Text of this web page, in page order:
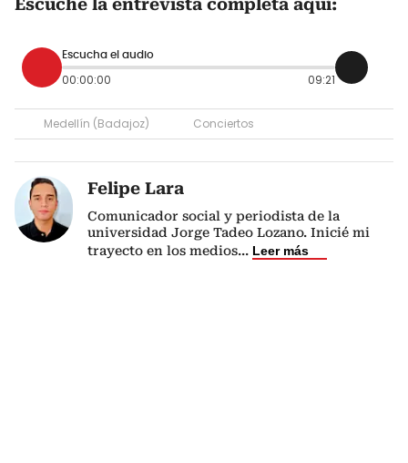
Escucha el audio
00:00:00 09:21
Medellín (Badajoz) Conciertos
Felipe Lara
Comunicador social y periodista de la
universidad Jorge Tadeo Lozano. Inicié mi
trayecto en los medios... Leer más